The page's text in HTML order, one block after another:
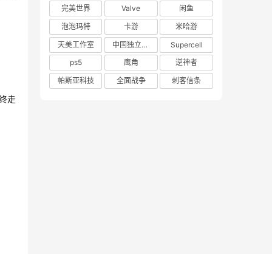
走
完美世界
Valve
闲鱼
泡泡玛特
卡游
米哈游
天美工作室
中国独立游戏联盟
Supercell
ps5
鹰角
逆神者
帕斯亚科技
全面战争 刺客信条